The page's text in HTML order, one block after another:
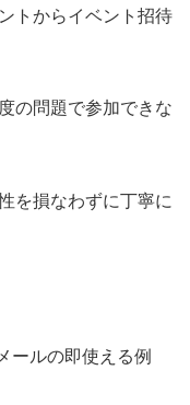
トからイベント招待
の問題で参加できな
を損なわずに丁寧に
ールの即使える例